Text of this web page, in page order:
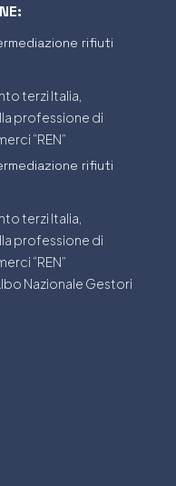
rifiuti
terzi Italia,
professione di
“REN”
rifiuti
terzi Italia,
professione di
“REN”
Nazionale Gestori